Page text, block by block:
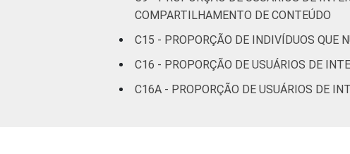
ou mais
63
Familiar
COMPARTILHAMENTO DE CONTEÚDO
C15 - PROPORÇÃO DE INDIVÍDUOS QUE
C16 - PROPORÇÃO DE USUÁRIOS DE
C16A - PROPORÇÃO DE USUÁRIOS DE